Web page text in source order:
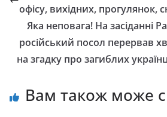
офісу, вихідних, прогулянок,
Яка неповага! На засіданні
російський посол перервав
на згадку про загиблих
Вам також може